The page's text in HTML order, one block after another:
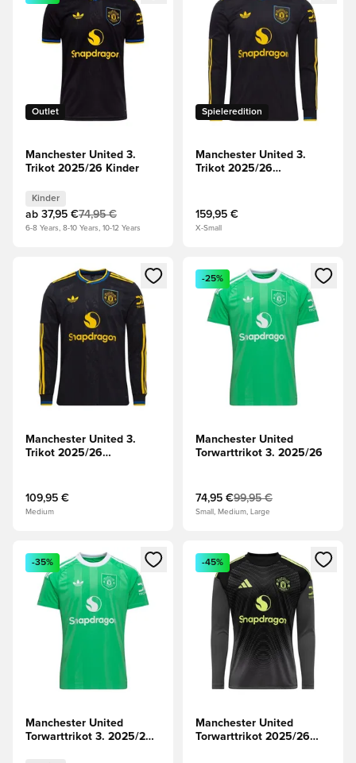
Outlet
Manchester United 3.
Trikot 2025/26 Kinder
Kinder
ab 37,95 €74,95 €
6-8 Years, 8-10 Years, 10-12 Years
Spieleredition
Manchester United 3.
Trikot 2025/26
159,95 €
X-Small
Öffnet ein neues Fenster zum Anmelden oder Registrieren
Manchester United 3.
Trikot 2025/26
109,95 €
Medium
Öffnet ein neues Fenster
-25%
Manchester United
Torwarttrikot 3. 2025/26
74,95 €99,95 €
Small, Medium, Large
Öffnet ein neues Fenster zum Anmelden oder Registrieren
-35%
Manchester United
Torwarttrikot 3. 2025/26
Öffnet ein neues Fenster
-45%
Manchester United
Torwarttrikot 2025/26